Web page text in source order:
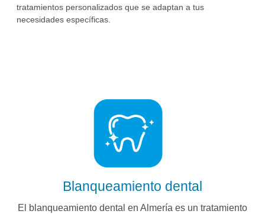
tratamientos personalizados que se adaptan a tus
necesidades específicas.
Blanqueamiento dental
El blanqueamiento dental en Almería es un tratamiento